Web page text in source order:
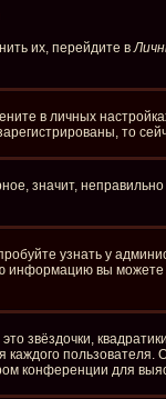
их, перейдите в
в личных
то
значит,
узнать у
информацию вы
звёздочки,
конференции для